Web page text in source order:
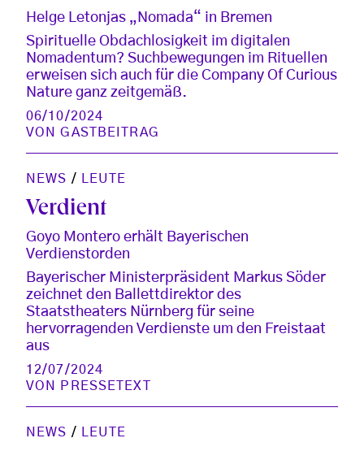
Helge Letonjas „Nomada“ in Bremen
Spirituelle Obdachlosigkeit im digitalen
Nomadentum? Suchbewegungen im Rituellen
erweisen sich auch für die Company Of Curious
Nature ganz zeitgemäß.
06/10/2024
VONGASTBEITRAG
NEWS / LEUTE
Verdient
Goyo Montero erhält Bayerischen
Verdienstorden
Bayerischer Ministerpräsident Markus Söder
zeichnet den Ballettdirektor des
Staatstheaters Nürnberg für seine
hervorragenden Verdienste um den Freistaat
aus
12/07/2024
VON
PRESSETEXT
NEWS / LEUTE